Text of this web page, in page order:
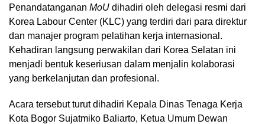
Penandatanganan MoU dihadiri oleh delegasi resmi dari
Korea Labour Center (KLC) yang terdiri dari para direktur
dan manajer program pelatihan kerja internasional.
Kehadiran langsung perwakilan dari Korea Selatan ini
menjadi bentuk keseriusan dalam menjalin kolaborasi
yang berkelanjutan dan profesional.
Acara tersebut turut dihadiri Kepala Dinas Tenaga Kerja
Kota Bogor Sujatmiko Baliarto, Ketua Umum Dewan